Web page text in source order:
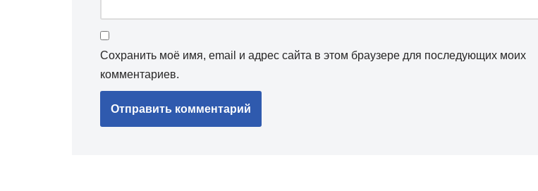
Сохранить моё имя, email и адрес сайта в этом браузере для последующих моих
комментариев.